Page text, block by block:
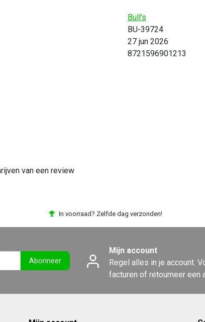
Bull's
BU-39724
27 jun 2026
8721596901213
van een review
In voorraad? Zelfde dag verzonden!
Abonneer
Mijn account
Regel alles in je account.
facturen of retourneer een